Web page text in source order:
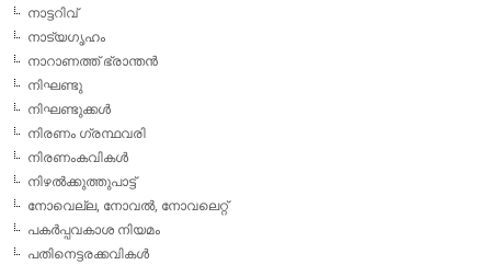
നാട്ടറിവ്
നാട്യഗൃഹം
നാറാണത്ത് ഭ്രാന്തന്‍
നിഘണ്ടു
നിഘണ്ടുക്കള്‍
നിരണം ഗ്രന്ഥവരി
നിരണംകവികള്‍
നിഴല്‍ക്കുത്തുപാട്ട്
നോവെല്ല, നോവല്‍, നോവലെറ്റ്
പകര്‍പ്പവകാശ നിയമം
പതിനെട്ടരക്കവികള്‍